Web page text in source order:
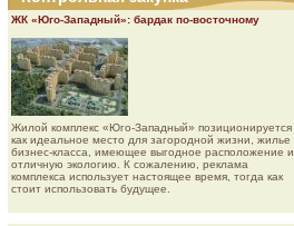
ЖК «Юго-Западный»: бардак по-восточному
Жилой комплекс «Юго-Западный» позиционируется
как идеальное место для загородной жизни, жилье
бизнес-класса, имеющее выгодное расположение и
отличную экологию. К сожалению, реклама
комплекса использует настоящее время, тогда как
стоит использовать будущее.